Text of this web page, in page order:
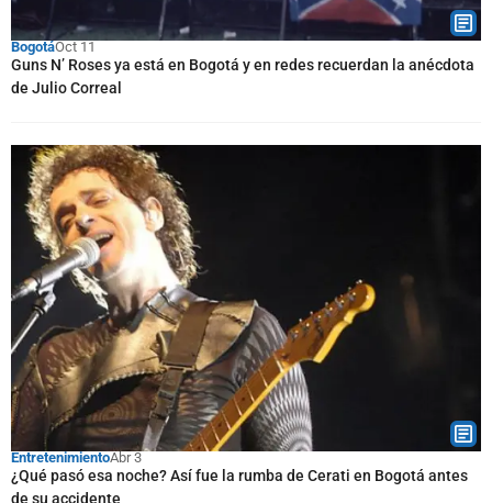
BogotáOct 11
Guns N’ Roses ya está en Bogotá y en redes recuerdan la anécdota
de Julio Correal
EntretenimientoAbr 3
¿Qué pasó esa noche? Así fue la rumba de Cerati en Bogotá antes
de su accidente